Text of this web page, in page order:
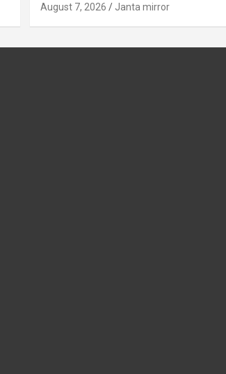
August 7, 2026 Janta mirror